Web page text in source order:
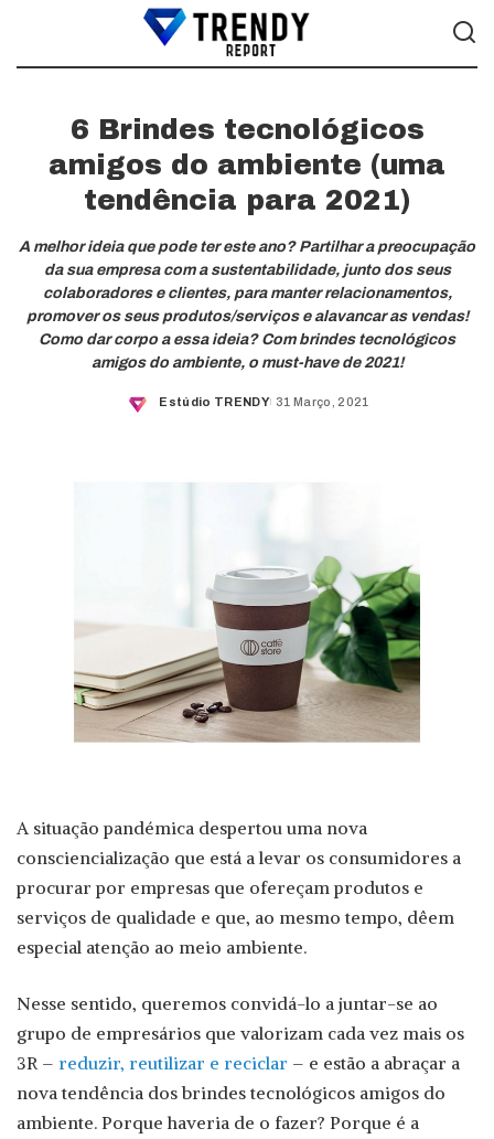
6 Brindes tecnológicos
amigos do ambiente (uma
tendência para 2021)
A melhor ideia que pode ter este ano? Partilhar a preocupação
da sua empresa com a sustentabilidade, junto dos seus
colaboradores e clientes, para manter relacionamentos,
promover os seus produtos/serviços e alavancar as vendas!
Como dar corpo a essa ideia? Com brindes tecnológicos
amigos do ambiente, o must-have de 2021!
Posted
Estúdio TRENDY 31 Março, 2021
A situação pandémica despertou uma nova
consciencialização que está a levar os consumidores a
procurar por empresas que ofereçam produtos e
serviços de qualidade e que, ao mesmo tempo, dêem
especial atenção ao meio ambiente.
Nesse sentido, queremos convidá-lo a juntar-se ao
grupo de empresários que valorizam cada vez mais os
3R – reduzir, reutilizar e reciclar – e estão a abraçar a
nova tendência dos brindes tecnológicos amigos do
ambiente. Porque haveria de o fazer? Porque é a